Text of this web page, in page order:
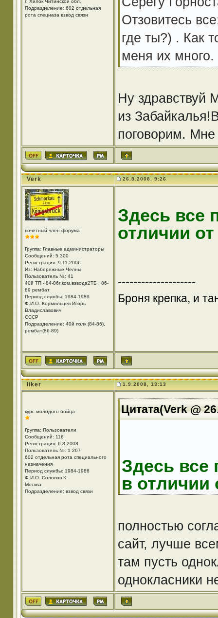
г. Хилок Читинской обл.
Подразделение: 602 отдельная
рота спецназа взвод связи
Отзовитесь
где ты?) . Как
меня их много.
Ну здравствуй
из
поговорим. Мне
Verk 26.8.2008, 9:26
почетный член форума
Группа: Главные администраторы
Сообщений: 5 300
Регистрация: 9.11.2006
Из: Набережные Челны
Пользователь №: 41
40й ТП - 84-86г,ком,взвода2ТБ , 86-
89 рембат
Период службы: 1984-1989
Ф.И.О.:Кормильцев Игорь
Владиславович
СССР
Подразделение: 40й полк (84-86),
рембат(86-89)
Здесь все
отличии
--------------------
Броня крепка, и
liker 1.9.2008, 13:13
курс молодого бойца
Группа: Пользователи
Сообщений: 116
Регистрация: 6.8.2008
Пользователь №: 1 267
602 отдельная рота специального
назначения
Период службы: 1984-1986
Ф.И.О.:Солопов К.
Москва
Подразделение: взвод связи
Цитата(Verk @
Здесь все
в
полностью
сайт, лучше
там пусть
однокласники